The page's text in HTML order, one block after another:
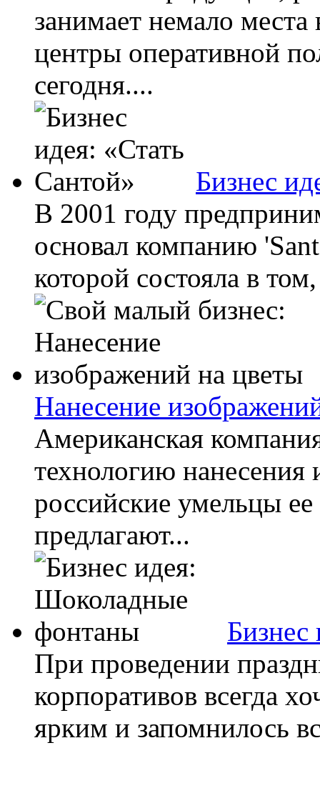
занимает немало
центры оперативной
сегодня....
Бизнес
В 2001 году
основал компанию
которой состояла в
Нанесение
Американская
технологию нанесения
российские умельцы
предлагают...
При проведении
корпоративов всегда
ярким и запомнилось